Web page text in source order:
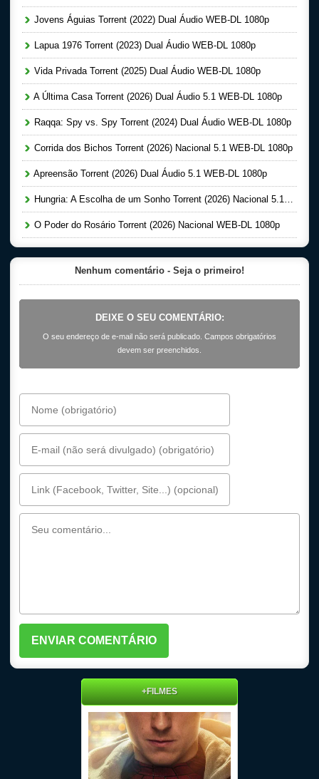
Jovens Águias Torrent (2022) Dual Áudio WEB-DL 1080p
Lapua 1976 Torrent (2023) Dual Áudio WEB-DL 1080p
Vida Privada Torrent (2025) Dual Áudio WEB-DL 1080p
A Última Casa Torrent (2026) Dual Áudio 5.1 WEB-DL 1080p
Raqqa: Spy vs. Spy Torrent (2024) Dual Áudio WEB-DL 1080p
Corrida dos Bichos Torrent (2026) Nacional 5.1 WEB-DL 1080p
Apreensão Torrent (2026) Dual Áudio 5.1 WEB-DL 1080p
Hungria: A Escolha de um Sonho Torrent (2026) Nacional 5.1 WEB-DL 1080p
O Poder do Rosário Torrent (2026) Nacional WEB-DL 1080p
Nenhum comentário - Seja o primeiro!
DEIXE O SEU COMENTÁRIO:
O seu endereço de e-mail não será publicado. Campos obrigatórios
devem ser preenchidos.
+FILMES